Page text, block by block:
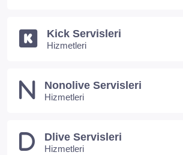
Kick Servisleri
Hizmetleri
Nonolive Servisleri
Hizmetleri
Dlive Servisleri
Hizmetleri